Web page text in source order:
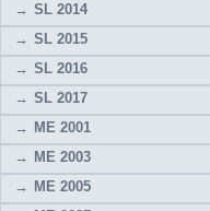
SL 2014
SL 2015
SL 2016
SL 2017
ME 2001
ME 2003
ME 2005